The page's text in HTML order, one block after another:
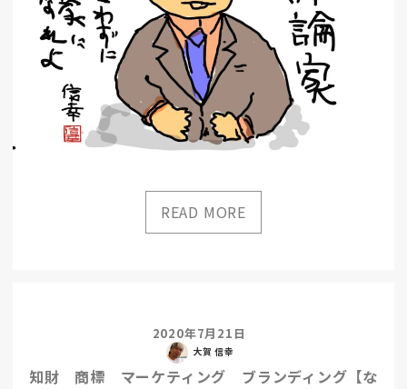
知財 商標 マーケティング ブランディング【な
大賀 信幸
2020年7月21日